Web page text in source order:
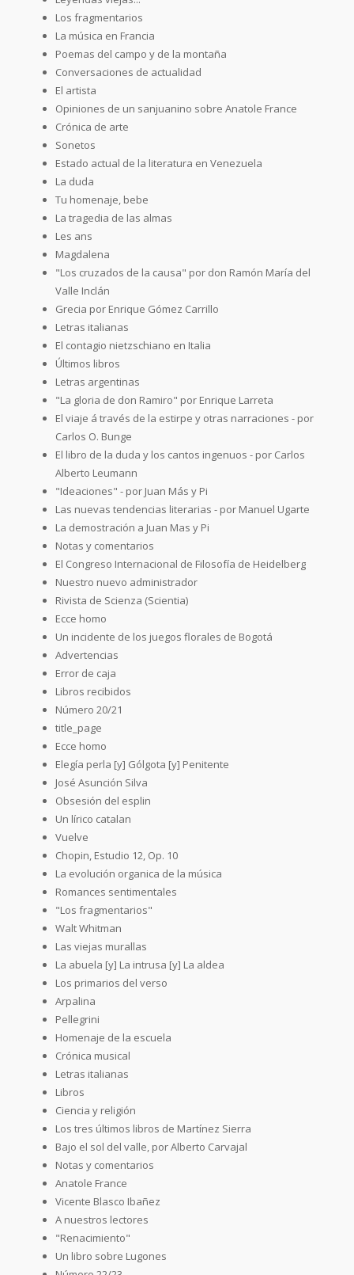
Los fragmentarios
La música en Francia
Poemas del campo y de la montaña
Conversaciones de actualidad
El artista
Opiniones de un sanjuanino sobre Anatole France
Crónica de arte
Sonetos
Estado actual de la literatura en Venezuela
La duda
Tu homenaje, bebe
La tragedia de las almas
Les ans
Magdalena
"Los cruzados de la causa" por don Ramón María del
Valle Inclán
Grecia por Enrique Gómez Carrillo
Letras italianas
El contagio nietzschiano en Italia
Últimos libros
Letras argentinas
"La gloria de don Ramiro" por Enrique Larreta
El viaje á través de la estirpe y otras narraciones - por
Carlos O. Bunge
El libro de la duda y los cantos ingenuos - por Carlos
Alberto Leumann
"Ideaciones" - por Juan Más y Pi
Las nuevas tendencias literarias - por Manuel Ugarte
La demostración a Juan Mas y Pi
Notas y comentarios
El Congreso Internacional de Filosofía de Heidelberg
Nuestro nuevo administrador
Rivista de Scienza (Scientia)
Ecce homo
Un incidente de los juegos florales de Bogotá
Advertencias
Error de caja
Libros recibidos
Número 20/21
title_page
Ecce homo
Elegía perla [y] Gólgota [y] Penitente
José Asunción Silva
Obsesión del esplin
Un lírico catalan
Vuelve
Chopin, Estudio 12, Op. 10
La evolución organica de la música
Romances sentimentales
"Los fragmentarios"
Walt Whitman
Las viejas murallas
La abuela [y] La intrusa [y] La aldea
Los primarios del verso
Arpalina
Pellegrini
Homenaje de la escuela
Crónica musical
Letras italianas
Libros
Ciencia y religión
Los tres últimos libros de Martínez Sierra
Bajo el sol del valle, por Alberto Carvajal
Notas y comentarios
Anatole France
Vicente Blasco Ibañez
A nuestros lectores
"Renacimiento"
Un libro sobre Lugones